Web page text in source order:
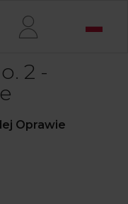
2 -
Oprawie